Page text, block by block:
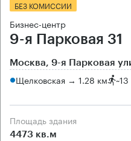
БЕЗ КОМИССИИ
Бизнес-центр
9-я Парковая 31
Москва, 9-я Парковая
Щелковская → 1.28 км ~
Площадь здания
4473 кв.м